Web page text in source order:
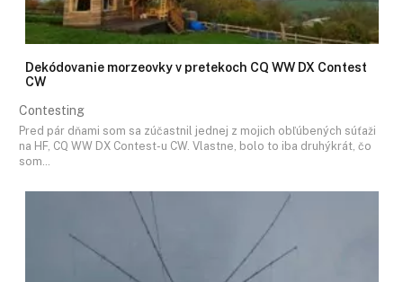
Dekódovanie morzeovky v pretekoch CQ WW DX Contest
CW
Contesting
Pred pár dňami som sa zúčastnil jednej z mojich obľúbených súťaži
na HF, CQ WW DX Contest-u CW. Vlastne, bolo to iba druhýkrát, čo
som…